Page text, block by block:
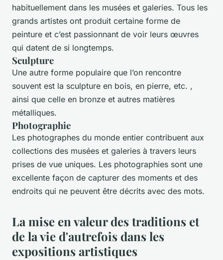
habituellement dans les musées et galeries. Tous les
grands artistes ont produit certaine forme de
peinture et c’est passionnant de voir leurs œuvres
qui datent de si longtemps.
Sculpture
Une autre forme populaire que l’on rencontre
souvent est la sculpture en bois, en pierre, etc. ,
ainsi que celle en bronze et autres matières
métalliques.
Photographie
Les photographes du monde entier contribuent aux
collections des musées et galeries à travers leurs
prises de vue uniques. Les photographies sont une
excellente façon de capturer des moments et des
endroits qui ne peuvent être décrits avec des mots.
La mise en valeur des traditions et
de la vie d'autrefois dans les
expositions artistiques